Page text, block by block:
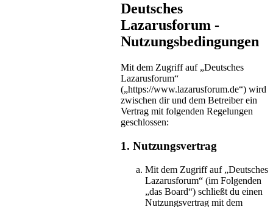
Deutsches
Lazarusforum -
Nutzungsbedingungen
Mit dem Zugriff auf „Deutsches
Lazarusforum“
(„https://www.lazarusforum.de“) wird
zwischen dir und dem Betreiber ein
Vertrag mit folgenden Regelungen
geschlossen:
1. Nutzungsvertrag
Mit dem Zugriff auf „Deutsches
Lazarusforum“ (im Folgenden
„das Board“) schließt du einen
Nutzungsvertrag mit dem